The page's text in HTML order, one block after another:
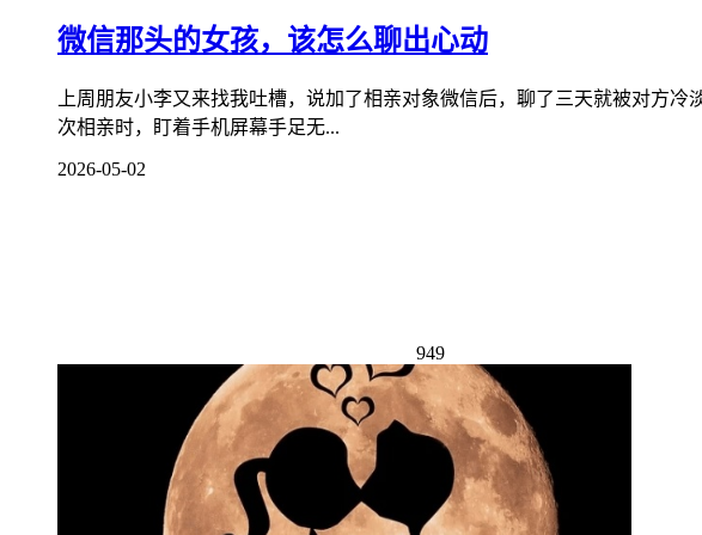
微信那头的女孩，该怎么聊出心动
上周朋友小李又来找我吐槽，说加了相亲对象微信后，聊了三天就被对方
次相亲时，盯着手机屏幕手足无...
2026-05-02
949